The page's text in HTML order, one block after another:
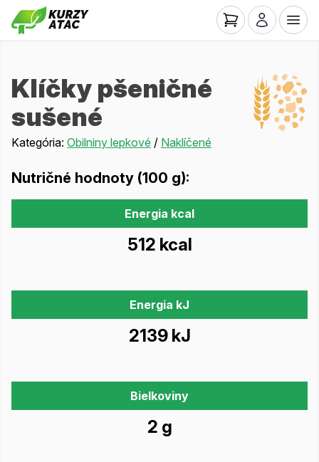
Klíčky pšeničné
sušené
Kategória: Obilniny lepkové / Naklíčené
Nutričné hodnoty (100 g):
Energia kcal
512 kcal
Energia kJ
2139 kJ
Bielkoviny
2 g